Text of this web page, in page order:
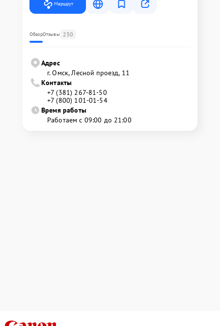
Маршрут
ОбзорОтзывы 230
Адрес
г. Омск, ​Лесной проезд, 11
Контакты
+7 (381) 267-81-50
+7 (800) 101-01-54
Время работы
Работаем с 09:00 до 21:00